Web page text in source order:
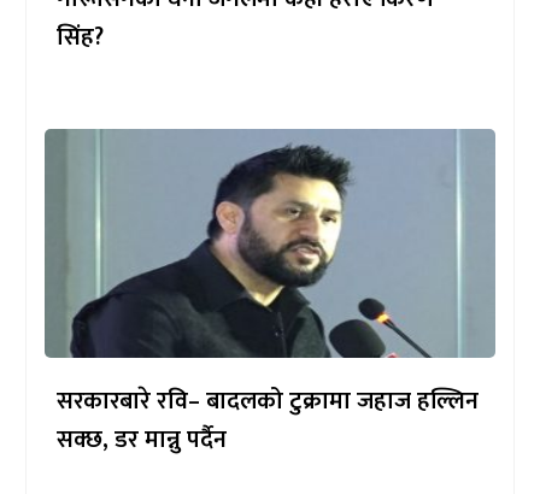
सिंह?
सरकारबारे रवि– बादलको टुक्रामा जहाज हल्लिन
सक्छ, डर मान्नु पर्दैन